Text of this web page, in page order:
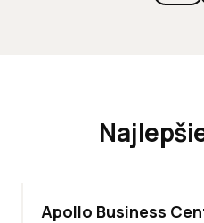
TOP NOVINKA
Apollo Business